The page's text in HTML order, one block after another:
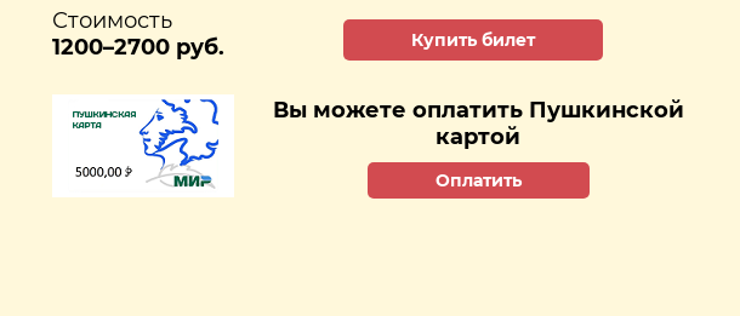
Стоимость
1200–2700 руб.
Купить билет
Вы можете оплатить Пушкинской
картой
Оплатить